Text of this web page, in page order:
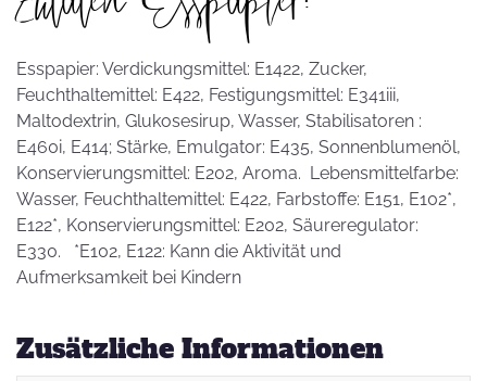
Esspapier: Verdickungsmittel: E1422, Zucker,
Feuchthaltemittel: E422, Festigungsmittel: E341iii,
Maltodextrin, Glukosesirup, Wasser, Stabilisatoren :
E460i, E414; Stärke, Emulgator: E435, Sonnenblumenöl,
Konservierungsmittel: E202, Aroma. Lebensmittelfarbe:
Wasser, Feuchthaltemittel: E422, Farbstoffe: E151, E102*,
E122*, Konservierungsmittel: E202, Säureregulator:
E330. *E102, E122: Kann die Aktivität und
Aufmerksamkeit bei Kindern
Zusätzliche Informationen